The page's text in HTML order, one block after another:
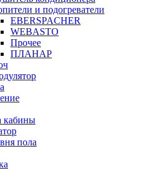
и подогреватели
EBERSPACHER
WEBASTO
Прочее
ПЛАНАР
кабины
пола